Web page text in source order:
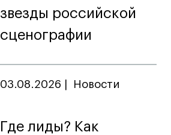
звезды российской
сценографии
03.08.2026 Новости
Где лиды? Как